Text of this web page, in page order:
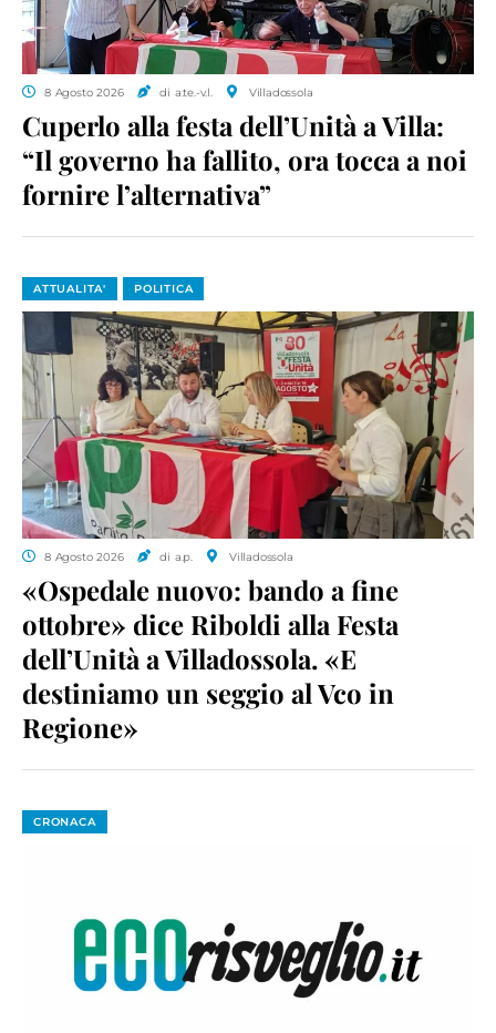
8 Agosto 2026 di a.te.-v.l. Villadossola
Cuperlo alla festa dell’Unità a Villa:
“Il governo ha fallito, ora tocca a noi
fornire l’alternativa”
ATTUALITA' POLITICA
8 Agosto 2026 di a.p. Villadossola
«Ospedale nuovo: bando a fine
ottobre» dice Riboldi alla Festa
dell’Unità a Villadossola. «E
destiniamo un seggio al Vco in
Regione»
CRONACA